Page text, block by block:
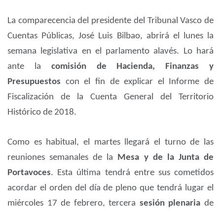
La comparecencia del presidente del Tribunal Vasco de
Cuentas Públicas, José Luis Bilbao, abrirá el lunes la
semana legislativa en el parlamento alavés. Lo hará
ante la comisión de Hacienda, Finanzas y
Presupuestos con el fin de explicar el Informe de
Fiscalización de la Cuenta General del Territorio
Histórico de 2018.
Como es habitual, el martes llegará el turno de las
reuniones semanales de la Mesa y de la Junta de
Portavoces. Esta última tendrá entre sus cometidos
acordar el orden del día de pleno que tendrá lugar el
miércoles 17 de febrero, tercera sesión plenaria de